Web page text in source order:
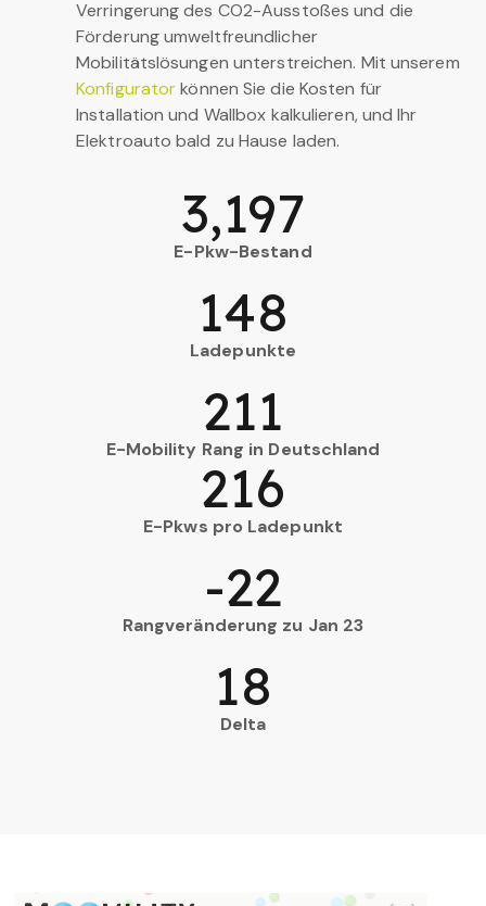
Verringerung des CO2-Ausstoßes und die
Förderung umweltfreundlicher
Mobilitätslösungen unterstreichen. Mit unserem
Konfiguratorkönnen Sie die Kosten für
Installation und Wallbox kalkulieren, und Ihr
Elektroauto bald zu Hause laden.
E-Pkw-Bestand
3,197
Ladepunkte
148
E-Mobility Rang in Deutschland
211
E-Pkws pro Ladepunkt
216
Rangveränderung zu Jan 23
-22
Delta
18